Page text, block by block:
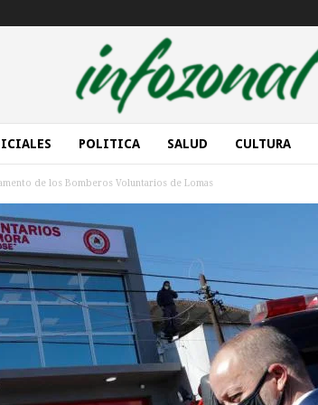
POLITICA SALUD CULTURA
de los Bomberos Voluntarios de Lomas